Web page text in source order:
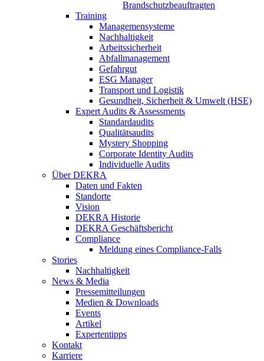
Brandschutzbeauftragten
Training
Managemensysteme
Nachhaltigkeit
Arbeitssicherheit
Abfallmanagement
Gefahrgut
ESG Manager
Transport und Logistik
Gesundheit, Sicherheit & Umwelt (HSE)
Expert Audits & Assessments
Standardaudits
Qualitätsaudits
Mystery Shopping
Corporate Identity Audits
Individuelle Audits
Über DEKRA
Daten und Fakten
Standorte
Vision
DEKRA Historie
DEKRA Geschäftsbericht
Compliance
Meldung eines Compliance-Falls
Stories
Nachhaltigkeit
News & Media
Pressemitteilungen
Medien & Downloads
Events
Artikel
Expertentipps
Kontakt
Karriere